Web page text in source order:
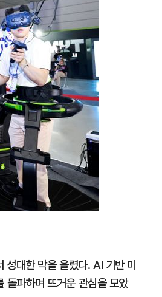
대한 막을 올렸다. AI 기반 미
돌파하며 뜨거운 관심을 모았